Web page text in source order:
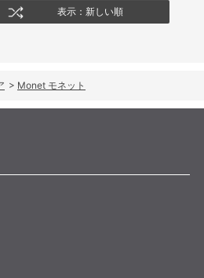
表示：新しい順
> Monet モネット